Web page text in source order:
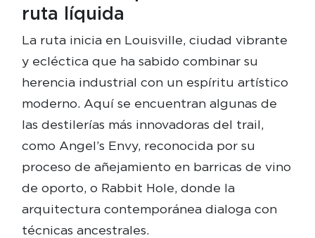
ruta líquida
La ruta inicia en Louisville, ciudad vibrante
y ecléctica que ha sabido combinar su
herencia industrial con un espíritu artístico
moderno. Aquí se encuentran algunas de
las destilerías más innovadoras del trail,
como Angel’s Envy, reconocida por su
proceso de añejamiento en barricas de vino
de oporto, o Rabbit Hole, donde la
arquitectura contemporánea dialoga con
técnicas ancestrales.